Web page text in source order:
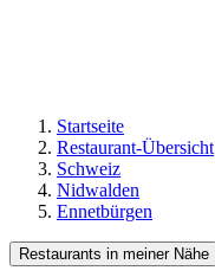
Startseite
Restaurant-Übersicht
Schweiz
Nidwalden
Ennetbürgen
Restaurants in meiner Nähe